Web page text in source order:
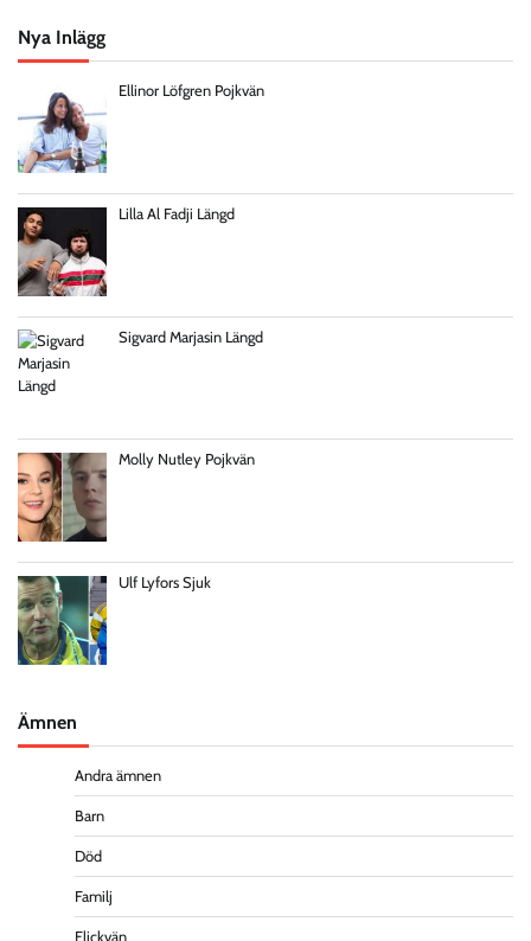
Nya Inlägg
Ellinor Löfgren Pojkvän
Lilla Al Fadji Längd
Sigvard Marjasin Längd
Molly Nutley Pojkvän
Ulf Lyfors Sjuk
Ämnen
Andra ämnen
Barn
Död
Familj
Flickvän